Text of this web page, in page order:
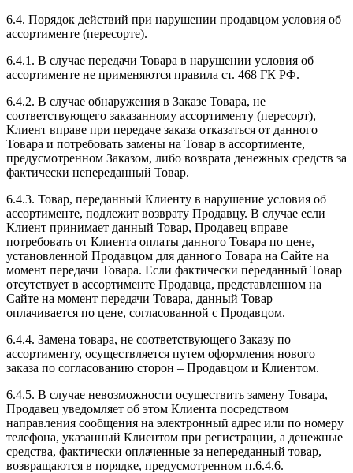
6.4. Порядок действий при нарушении продавцом условия об
ассортименте (пересорте).
6.4.1. В случае передачи Товара в нарушении условия об
ассортименте не применяются правила ст. 468 ГК РФ.
6.4.2. В случае обнаружения в Заказе Товара, не
соответствующего заказанному ассортименту (пересорт),
Клиент вправе при передаче заказа отказаться от данного
Товара и потребовать замены на Товар в ассортименте,
предусмотренном Заказом, либо возврата денежных средств за
фактически непереданный Товар.
6.4.3. Товар, переданный Клиенту в нарушение условия об
ассортименте, подлежит возврату Продавцу. В случае если
Клиент принимает данный Товар, Продавец вправе
потребовать от Клиента оплаты данного Товара по цене,
установленной Продавцом для данного Товара на Сайте на
момент передачи Товара. Если фактически переданный Товар
отсутствует в ассортименте Продавца, представленном на
Сайте на момент передачи Товара, данный Товар
оплачивается по цене, согласованной с Продавцом.
6.4.4. Замена товара, не соответствующего Заказу по
ассортименту, осуществляется путем оформления нового
заказа по согласованию сторон – Продавцом и Клиентом.
6.4.5. В случае невозможности осуществить замену Товара,
Продавец уведомляет об этом Клиента посредством
направления сообщения на электронный адрес или по номеру
телефона, указанный Клиентом при регистрации, а денежные
средства, фактически оплаченные за непереданный товар,
возвращаются в порядке, предусмотренном п.6.4.6.